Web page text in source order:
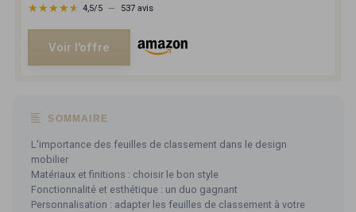
★★★★★
★★★★★ 4,5/5 — 537 avis
Voir l'offre
SOMMAIRE
L'importance des feuilles de classement dans le design
mobilier
Matériaux et finitions : choisir le bon style
Fonctionnalité et esthétique : un duo gagnant
Personnalisation : adapter les feuilles de classement à votre